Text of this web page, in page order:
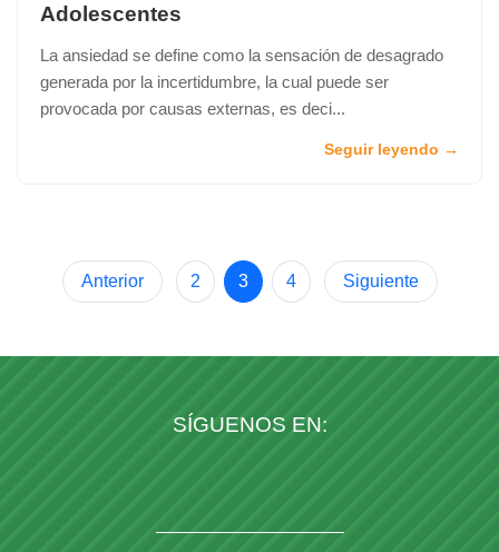
Adolescentes
La ansiedad se define como la sensación de desagrado
generada por la incertidumbre, la cual puede ser
provocada por causas externas, es deci...
Seguir leyendo →
Anterior 2 3 4 Siguiente
SÍGUENOS EN: